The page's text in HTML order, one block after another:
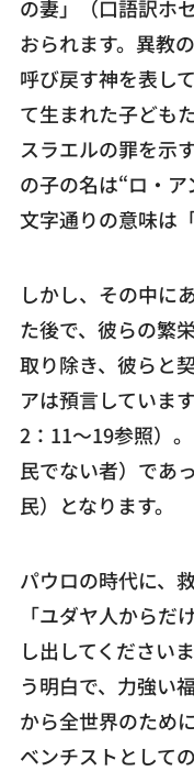
の妻」（口語訳ホ
おられます。異教
呼び戻す神を表し
て生まれた子ども
スラエルの罪を示
の子の名は“ロ・ア
文字通りの意味は
しかし、その中に
た後で、彼らの繁
取り除き、彼らと
アは預言していま
2：11～19参照）
民でない者）であ
民）となります。
パウロの時代に、
「ユダヤ人からだ
し出してください
う明白で、力強い
から全世界のため
ベンチストとして